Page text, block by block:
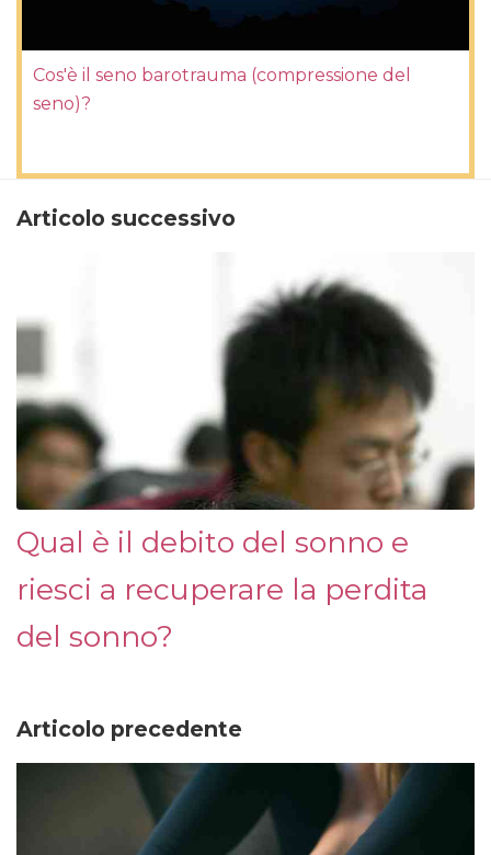
Cos'è il seno barotrauma (compressione del
seno)?
Articolo successivo
Qual è il debito del sonno e
riesci a recuperare la perdita
del sonno?
Articolo precedente